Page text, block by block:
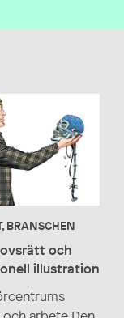
BRANSCHEN
och
illustration